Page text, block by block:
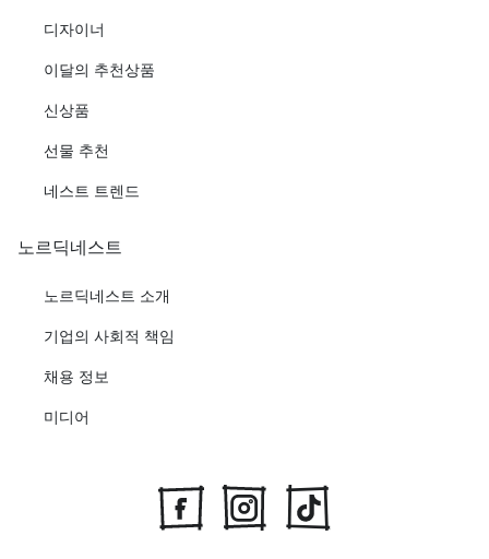
디자이너
이달의 추천상품
신상품
선물 추천
네스트 트렌드
노르딕네스트
노르딕네스트 소개
기업의 사회적 책임
채용 정보
미디어